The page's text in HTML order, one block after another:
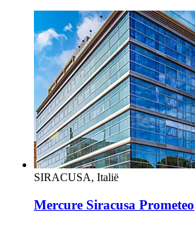
SIRACUSA, Italië
Mercure Siracusa Prometeo